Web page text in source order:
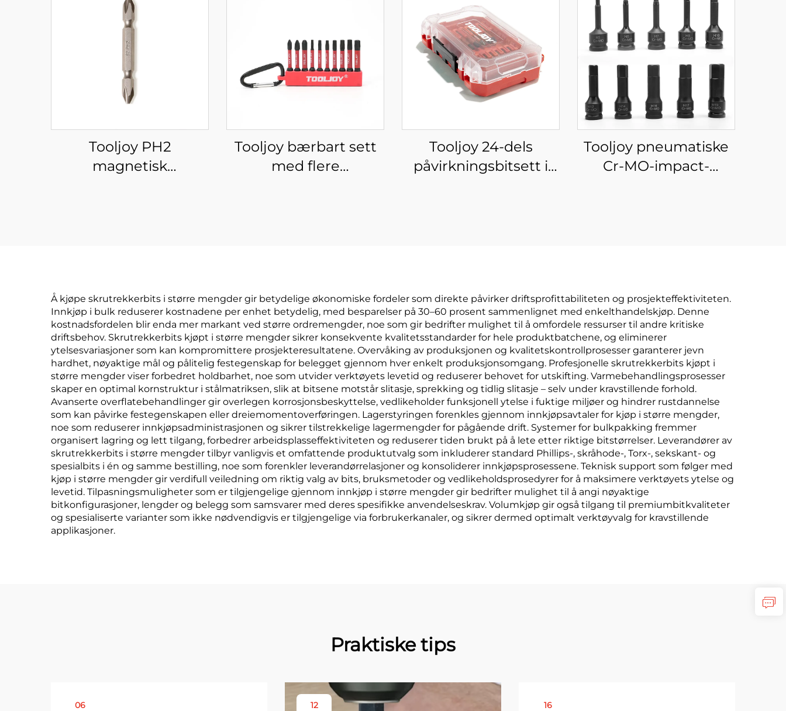
Tooljoy PH2
magnetisk
Tooljoy bærbart sett
med flere
Tooljoy 24-dels
påvirkningsbitsett i
Tooljoy pneumatiske
Cr-MO-impact-
Å kjøpe skrutrekkerbits i større mengder gir betydelige økonomiske fordeler som direkte påvirker driftsprofittabiliteten og prosjekteffektiviteten.
Innkjøp i bulk reduserer kostnadene per enhet betydelig, med besparelser på 30–60 prosent sammenlignet med enkelthandelskjøp. Denne
kostnadsfordelen blir enda mer markant ved større ordremengder, noe som gir bedrifter mulighet til å omfordele ressurser til andre kritiske
driftsbehov. Skrutrekkerbits kjøpt i større mengder sikrer konsekvente kvalitetsstandarder for hele produktbatchene, og eliminerer
ytelsesvariasjoner som kan kompromittere prosjekteresultatene. Overvåking av produksjonen og kvalitetskontrollprosesser garanterer jevn
hardhet, nøyaktige mål og pålitelig festegenskap for belegget gjennom hver enkelt produksjonsomgang. Profesjonelle skrutrekkerbits kjøpt i
større mengder viser forbedret holdbarhet, noe som utvider verktøyets levetid og reduserer behovet for utskifting. Varmebehandlingsprosesser
skaper en optimal kornstruktur i stålmatriksen, slik at bitsene motstår slitasje, sprekking og tidlig slitasje – selv under kravstillende forhold.
Avanserte overflatebehandlinger gir overlegen korrosjonsbeskyttelse, vedlikeholder funksjonell ytelse i fuktige miljøer og hindrer rustdannelse
som kan påvirke festegenskapen eller dreiemomentoverføringen. Lagerstyringen forenkles gjennom innkjøpsavtaler for kjøp i større mengder,
noe som reduserer innkjøpsadministrasjonen og sikrer tilstrekkelige lagermengder for pågående drift. Systemer for bulkpakking fremmer
organisert lagring og lett tilgang, forbedrer arbeidsplasseffektiviteten og reduserer tiden brukt på å lete etter riktige bitstørrelser. Leverandører av
skrutrekkerbits i større mengder tilbyr vanligvis et omfattende produktutvalg som inkluderer standard Phillips-, skråhode-, Torx-, sekskant- og
spesialbits i én og samme bestilling, noe som forenkler leverandørrelasjoner og konsoliderer innkjøpsprosessene. Teknisk support som følger med
kjøp i større mengder gir verdifull veiledning om riktig valg av bits, bruksmetoder og vedlikeholdsprosedyrer for å maksimere verktøyets ytelse og
levetid. Tilpasningsmuligheter som er tilgjengelige gjennom innkjøp i større mengder gir bedrifter mulighet til å angi nøyaktige
bitkonfigurasjoner, lengder og belegg som samsvarer med deres spesifikke anvendelseskrav. Volumkjøp gir også tilgang til premiumbitkvaliteter
og spesialiserte varianter som ikke nødvendigvis er tilgjengelige via forbrukerkanaler, og sikrer dermed optimalt verktøyvalg for kravstillende
applikasjoner.
Praktiske tips
06 12 16